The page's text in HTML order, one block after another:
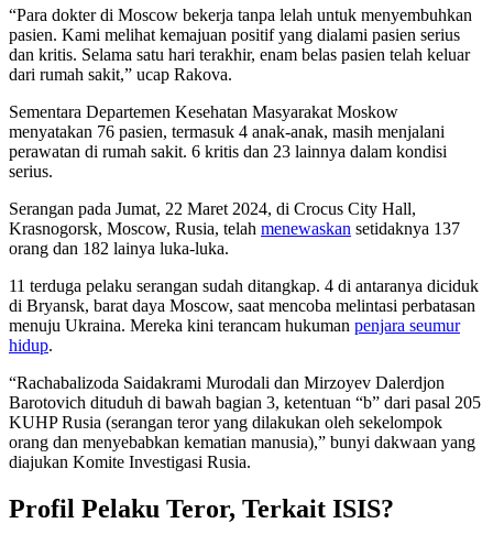
“Para dokter di Moscow bekerja tanpa lelah untuk menyembuhkan
pasien. Kami melihat kemajuan positif yang dialami pasien serius
dan kritis. Selama satu hari terakhir, enam belas pasien telah keluar
dari rumah sakit,” ucap Rakova.
Sementara Departemen Kesehatan Masyarakat Moskow
menyatakan 76 pasien, termasuk 4 anak-anak, masih menjalani
perawatan di rumah sakit. 6 kritis dan 23 lainnya dalam kondisi
serius.
Serangan pada Jumat, 22 Maret 2024, di Crocus City Hall,
Krasnogorsk, Moscow, Rusia, telah menewaskan setidaknya 137
orang dan 182 lainya luka-luka.
11 terduga pelaku serangan sudah ditangkap. 4 di antaranya diciduk
di Bryansk, barat daya Moscow, saat mencoba melintasi perbatasan
menuju Ukraina. Mereka kini terancam hukuman penjara seumur
hidup.
“Rachabalizoda Saidakrami Murodali dan Mirzoyev Dalerdjon
Barotovich dituduh di bawah bagian 3, ketentuan “b” dari pasal 205
KUHP Rusia (serangan teror yang dilakukan oleh sekelompok
orang dan menyebabkan kematian manusia),” bunyi dakwaan yang
diajukan Komite Investigasi Rusia.
Profil Pelaku Teror, Terkait ISIS?